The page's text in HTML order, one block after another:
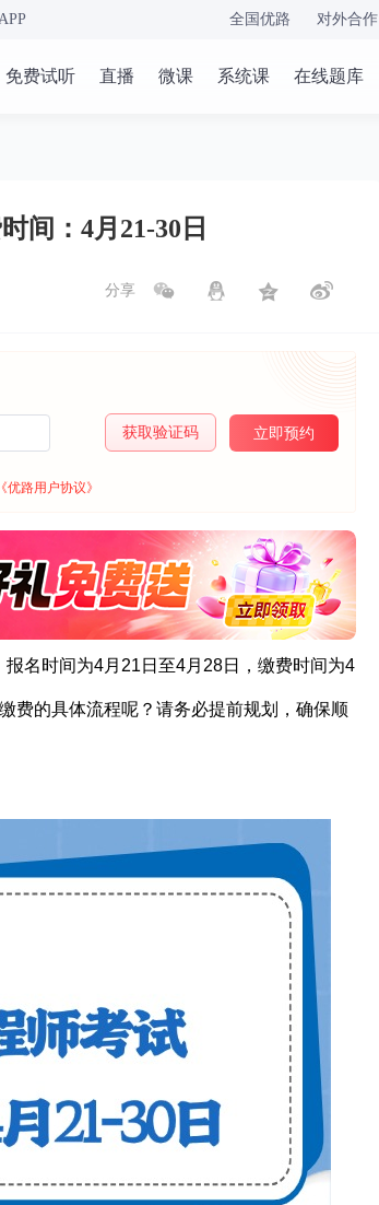
全国优路 对外合作
免费试听 直播 微课 系统课 在线题库
间：4月21-30日
分享
获取验证码 立即预约
《优路用户协议》
名时间为4月21日至4月28日，缴费时间为4
费的具体流程呢？请务必提前规划，确保顺